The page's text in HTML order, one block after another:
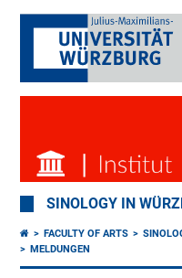
SINOLOGY IN
FACULTY OF ARTS
MELDUNGEN